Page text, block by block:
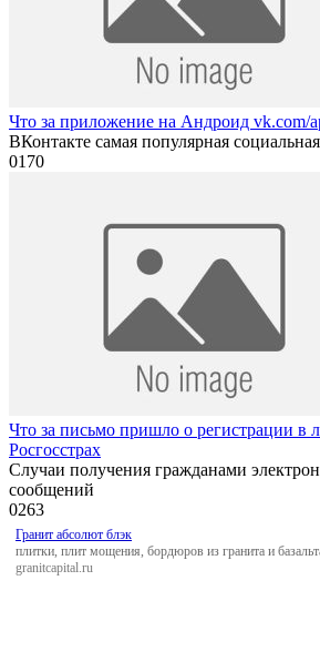
Что за приложение на Андроид vk.com/
ВКонтакте самая популярная
0170
Что за письмо пришло о регистрации в
Росгосстрах
Случаи получения гражданами
сообщений
0263
Гранит абсолют блэк
плитки, плит мощения, бордюров из гранита и
granitcapital.ru